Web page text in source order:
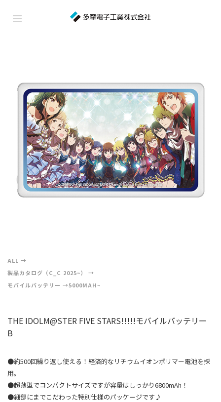
ALL
製品カタログ（C_C 2025~）
モバイルバッテリー
5000MAH~
THE IDOLM@STER FIVE STARS!!!!!モバイルバッテリー
B
●約500回繰り返し使える！経済的なリチウムイオンポリマー電池を採
用。
●超薄型でコンパクトサイズですが容量はしっかり6800mAh！
●細部にまでこだわった特別仕様のパッケージです♪